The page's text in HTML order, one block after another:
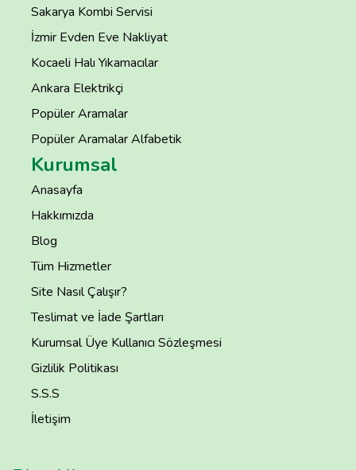
Sakarya Kombi Servisi
İzmir Evden Eve Nakliyat
Kocaeli Halı Yıkamacılar
Ankara Elektrikçi
Popüler Aramalar
Popüler Aramalar Alfabetik
Kurumsal
Anasayfa
Hakkımızda
Blog
Tüm Hizmetler
Site Nasıl Çalışır?
Teslimat ve İade Şartları
Kurumsal Üye Kullanıcı Sözleşmesi
Gizlilik Politikası
S.S.S
İletişim